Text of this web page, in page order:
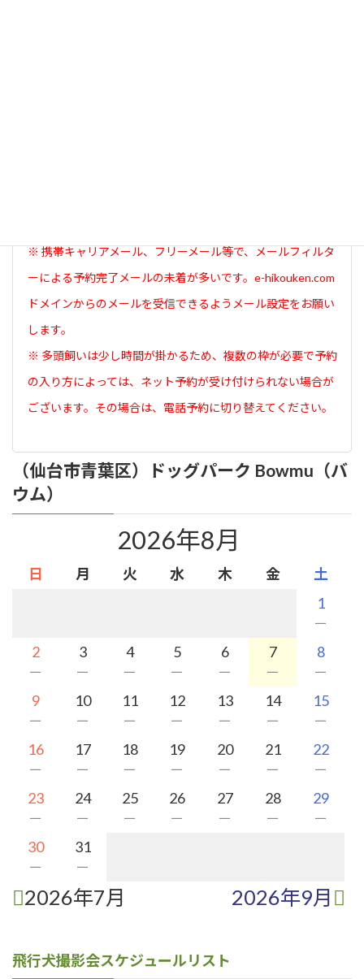
※ 携帯キャリアメール、フリーメール等で、メールフィルタ
ーによる予約完了メールの未着が多いです。e-hikouken.com
ドメインからのメールを受信できるようメール設定をお願い
します。
※ 多頭飼いは少し時間が掛かるため、複数の枠が必要で予約
の入り方によっては、ネット予約が受け付けられない場合が
ございます。その場合は、電話予約に切り替えてください。
（仙台市青葉区）ドッグパーク Bowmu（バ
ウム）
2026年8月
日 月 火 水 木 金
土
1
－
2
－
3
－
4
－
5
－
6
－
7
－
8
－
9
－
10
－
11
－
12
－
13
－
14
－
15
－
16
－
17
－
18
－
19
－
20
－
21
－
22
－
23
－
24
－
25
－
26
－
27
－
28
－
29
－
30
－
31
－
2026年7月 2026年9月
飛行犬撮影会スケジュールリスト